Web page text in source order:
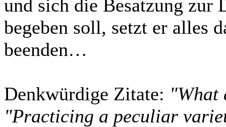
und sich die Besatzung zur
begeben soll, setzt er alles
beenden…
Denkwürdige Zitate: "What
"Practicing a peculiar